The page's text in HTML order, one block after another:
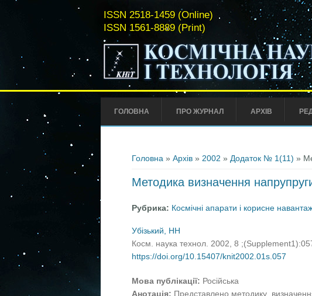
ISSN 2518-1459 (Online)
ISSN 1561-8889 (Print)
ГОЛОВНА ПРО ЖУРНАЛ АРХІВ
Головна» Архів» 2002 » Додаток № 1(11) »
Методика визначення
Рубрика: Космічні апарати і корисне
Убізький, НН
Косм. наука технол. 2002, 8
https://doi.org/10.15407/knit2002.01s.057
Мова публікації: Російська
Анотація: Представлено методику